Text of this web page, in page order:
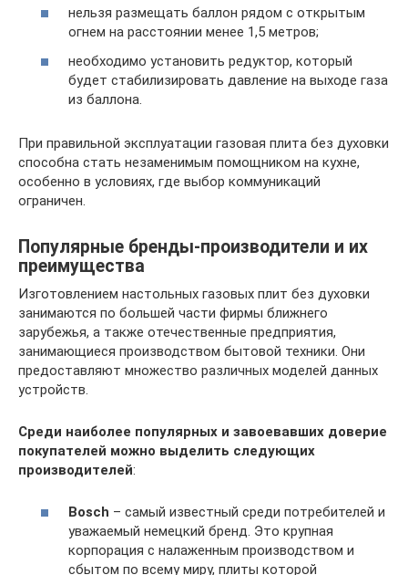
нельзя размещать баллон рядом с открытым
огнем на расстоянии менее 1,5 метров;
необходимо установить редуктор, который
будет стабилизировать давление на выходе газа
из баллона.
При правильной эксплуатации газовая плита без духовки
способна стать незаменимым помощником на кухне,
особенно в условиях, где выбор коммуникаций
ограничен.
Популярные бренды-производители и их
преимущества
Изготовлением настольных газовых плит без духовки
занимаются по большей части фирмы ближнего
зарубежья, а также отечественные предприятия,
занимающиеся производством бытовой техники. Они
предоставляют множество различных моделей данных
устройств.
Среди наиболее популярных и завоевавших доверие
покупателей можно выделить следующих
производителей:
Bosch – сaмый известный среди потребителей и
уважаемый немецкий бренд. Это крупная
корпорация с налаженным производством и
сбытом по всему миру, плиты которой